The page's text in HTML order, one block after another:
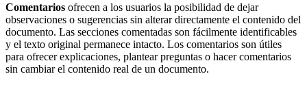
Comentarios ofrecen a los usuarios la posibilidad de dejar
observaciones o sugerencias sin alterar directamente el contenido del
documento. Las secciones comentadas son fácilmente identificables
y el texto original permanece intacto. Los comentarios son útiles
para ofrecer explicaciones, plantear preguntas o hacer comentarios
sin cambiar el contenido real de un documento.